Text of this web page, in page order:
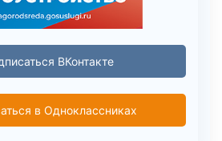
ВКонтакте
в Одноклассниках